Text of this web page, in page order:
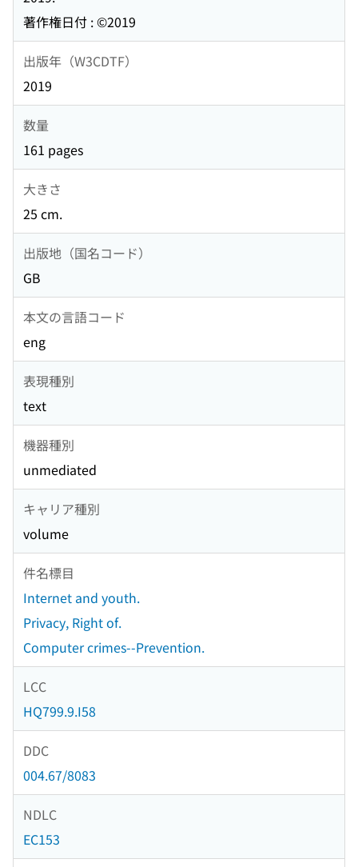
著作権日付 : ©2019
出版年（W3CDTF）
2019
数量
161 pages
大きさ
25 cm.
出版地（国名コード）
GB
本文の言語コード
eng
表現種別
text
機器種別
unmediated
キャリア種別
volume
件名標目
Internet and youth.
Privacy, Right of.
Computer crimes--Prevention.
LCC
HQ799.9.I58
DDC
004.67/8083
NDLC
EC153